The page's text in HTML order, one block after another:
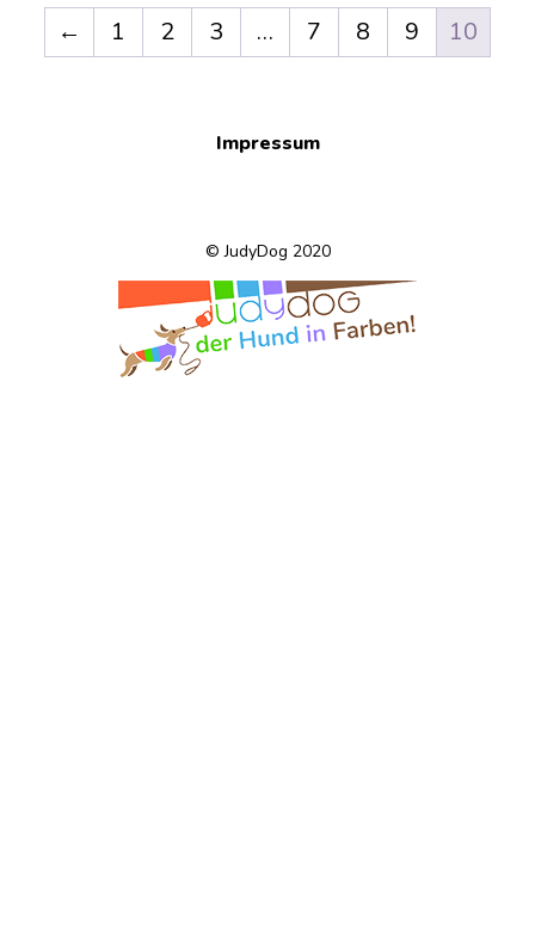
← 1 2 3 … 7 8 9 10
Impressum
© JudyDog 2020